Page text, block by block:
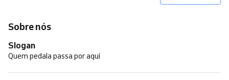
Sobre nós
Slogan
Quem pedala passa por aqui